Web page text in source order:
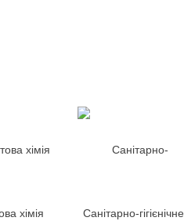
хімія
Санітарно-гігієнічне